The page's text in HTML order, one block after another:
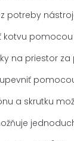
potreby
kotvu
na priestor
a skrutku